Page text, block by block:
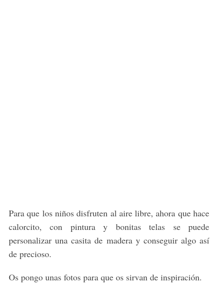
Para que los niños disfruten al aire libre, ahora que hace
calorcito, con pintura y bonitas telas se puede
personalizar una casita de madera y conseguir algo así
de precioso.
Os pongo unas fotos para que os sirvan de inspiración.